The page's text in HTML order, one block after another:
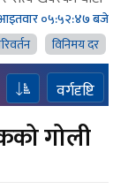
०५:५२:४७ बजे
विनिमय दर
वर्गदृष्टि
गोली